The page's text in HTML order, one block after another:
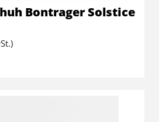
Bontrager Solstice